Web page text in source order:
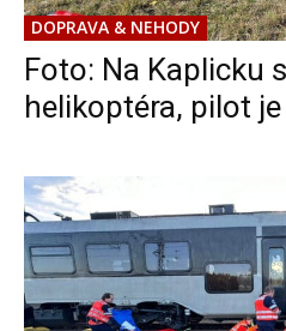
DOPRAVA & NEHODY
Foto: Na Kaplicku
helikoptéra, pilot